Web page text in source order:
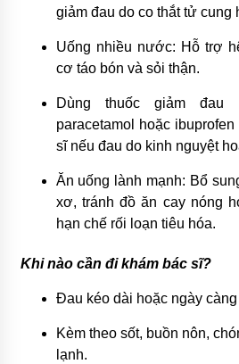
giảm đau do co thắt tử cung
Uống nhiều nước: Hỗ trợ
cơ táo bón và sỏi thận.
Dùng thuốc giảm đau
paracetamol hoặc
sĩ nếu đau do kinh nguyệt
Ăn uống lành mạnh: Bổ
xơ, tránh đồ ăn cay nóng
hạn chế rối loạn tiêu hóa.
Khi nào cần đi khám bác sĩ?
Đau kéo dài hoặc ngày
Kèm theo sốt, buồn nôn,
lạnh.